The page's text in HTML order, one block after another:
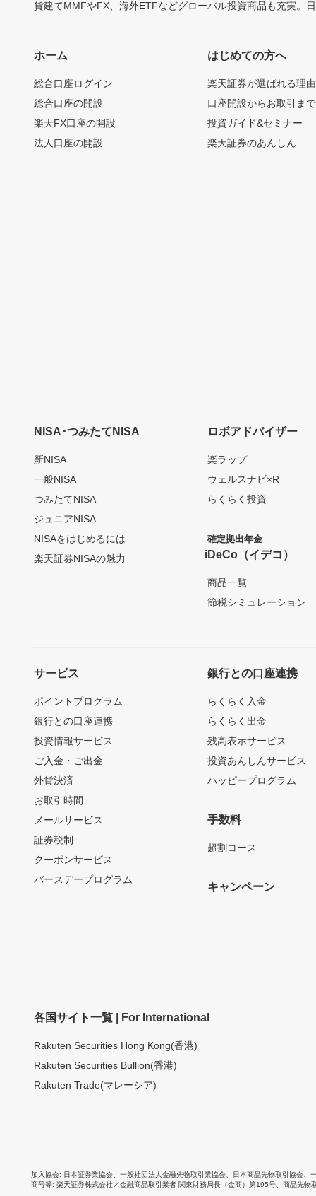
貨建てMMFやFX、海外ETFなどグローバル投資商品も充実。
ホーム
総合口座ログイン
総合口座の開設
楽天FX口座の開設
法人口座の開設
はじめての方へ
楽天証券が選ばれる理由
口座開設からお取引ま
投資ガイド&セミナー
楽天証券のあんしん
NISA･つみたてNISA
新NISA
一般NISA
つみたてNISA
ジュニアNISA
NISAをはじめるには
楽天証券NISAの魅力
ロボアドバイザー
楽ラップ
ウェルスナビ×R
らくらく投資
確定拠出年金
iDeCo（イデコ）
商品一覧
節税シミュレーション
サービス
ポイントプログラム
銀行との口座連携
投資情報サービス
ご入金・ご出金
外貨決済
お取引時間
メールサービス
証券税制
クーポンサービス
バースデープログラム
銀行との口座連携
らくらく入金
らくらく出金
残高表示サービス
投資あんしんサービス
ハッピープログラム
手数料
超割コース
キャンペーン
各国サイト一覧 | For International
Rakuten Securities Hong Kong(香港)
Rakuten Securities Bullion(香港)
Rakuten Trade(マレーシア)
加入協会 日本証券業協会 一般社団法人金融先物取引業協会 日本商品先物取引協会
商号等 楽天証券株式会社／金融商品取引業者 関東財務局長（金商）第195号、商品先物